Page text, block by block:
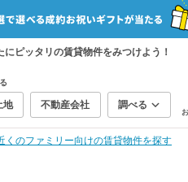
ピッタリの賃貸物件をみつけよう！
地 不動産会社 調べる
くのファミリー向けの賃貸物件を探す